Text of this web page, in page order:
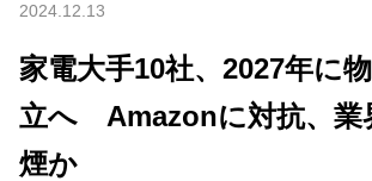
2024.12.13
家電大手10社、2027年に
立へ Amazonに対抗、業
煙か